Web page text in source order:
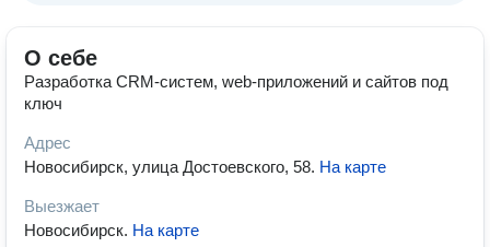
О себе
Разработка CRM-систем, web-приложений и сайтов под
ключ
Адрес
Новосибирск, улица Достоевского, 58. На карте
Выезжает
Новосибирск. На карте